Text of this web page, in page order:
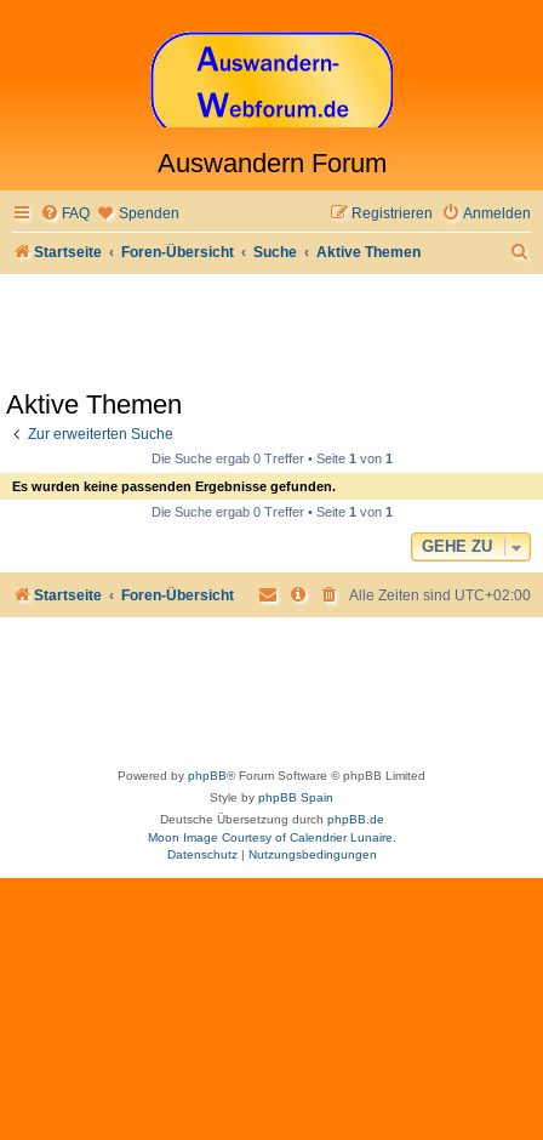
Auswandern Forum
FAQ Spenden Anmelden
Registrieren
Startseite Foren-Übersicht Suche Aktive Themen
Aktive Themen
Zur erweiterten Suche
Die Suche ergab 0 Treffer • Seite 1von 1
Es wurden keine passenden Ergebnisse gefunden.
Die Suche ergab 0 Treffer • Seite 1von 1
GEHE ZU
Startseite Foren-Übersicht Alle Zeiten sind UTC+02:00
Powered by phpBB® Forum Software © phpBB Limited
Style by phpBB Spain
Deutsche Übersetzung durch phpBB.de
Moon Image Courtesy of Calendrier Lunaire.
Datenschutz| Nutzungsbedingungen